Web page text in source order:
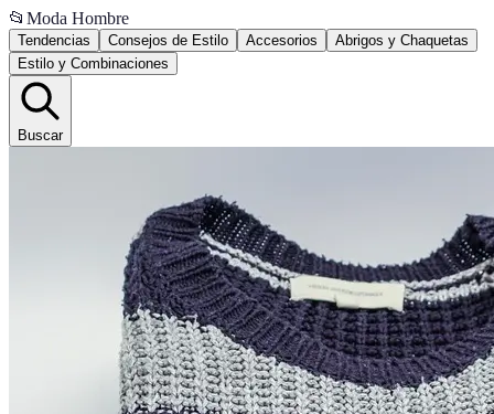
📂 Moda Hombre
Tendencias Consejos de Estilo Accesorios
Abrigos y Chaquetas
Estilo y Combinaciones
Buscar